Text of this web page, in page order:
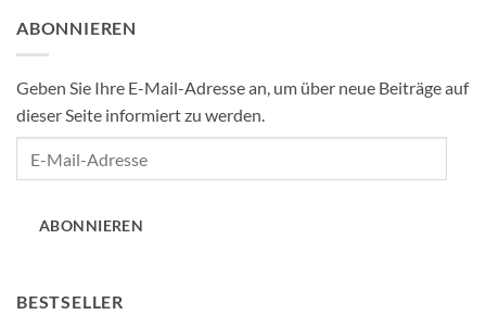
ABONNIEREN
Geben Sie Ihre E-Mail-Adresse an, um über neue Beiträge auf
dieser Seite informiert zu werden.
ABONNIEREN
BESTSELLER